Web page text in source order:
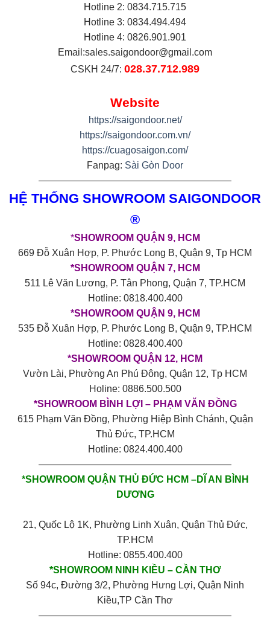
Hotline 2: 0834.715.715
Hotline 3: 0834.494.494
Hotline 4: 0826.901.901
Email:sales.saigondoor@gmail.com
CSKH 24/7: 028.37.712.989
Website
https://saigondoor.net/
https://saigondoor.com.vn/
https://cuagosaigon.com/
Fanpag: Sài Gòn Door
————————————————————
HỆ THỐNG SHOWROOM SAIGONDOOR
®
*SHOWROOM QUẬN 9, HCM
669 Đỗ Xuân Hợp, P. Phước Long B, Quận 9, Tp HCM
*SHOWROOM QUẬN 7, HCM
511 Lê Văn Lương, P. Tân Phong, Quận 7, TP.HCM
Hotline: 0818.400.400
*SHOWROOM QUẬN 9, HCM
535 Đỗ Xuân Hợp, P. Phước Long B, Quận 9, TP.HCM
Hotline: 0828.400.400
*SHOWROOM QUẬN 12, HCM
Vườn Lài, Phường An Phú Đông, Quận 12, Tp HCM
Holine: 0886.500.500
*SHOWROOM BÌNH LỢI – PHẠM VĂN ĐỒNG
615 Phạm Văn Đồng, Phường Hiệp Bình Chánh, Quận
Thủ Đức, TP.HCM
Hotline: 0824.400.400
————————————————————
*SHOWROOM QUẬN THỦ ĐỨC HCM –DĨ AN BÌNH
DƯƠNG
21, Quốc Lộ 1K, Phường Linh Xuân, Quận Thủ Đức,
TP.HCM
Hotline: 0855.400.400
*SHOWROOM NINH KIỀU – CẦN THƠ
Số 94c, Đường 3/2, Phường Hưng Lợi, Quận Ninh
Kiều,TP Cần Thơ
————————————————————